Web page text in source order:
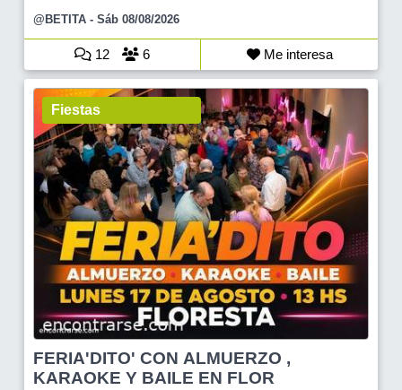
@BETITA - Sáb 08/08/2026
12 6 Me interesa
Fiestas
FERIA'DITO' CON ALMUERZO ,
KARAOKE Y BAILE EN FLOR